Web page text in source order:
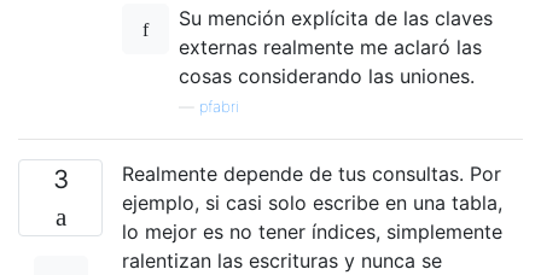
Su mención explícita de las claves
externas realmente me aclaró las
cosas considerando las uniones.
pfabri
3
Realmente depende de tus consultas. Por
ejemplo, si casi solo escribe en una tabla,
lo mejor es no tener índices, simplemente
ralentizan las escrituras y nunca se